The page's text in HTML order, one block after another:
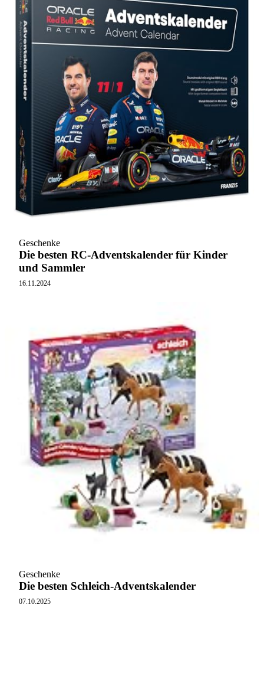
Geschenke
Die besten RC-Adventskalender für Kinder
und Sammler
16.11.2024
Geschenke
Die besten Schleich-Adventskalender
07.10.2025